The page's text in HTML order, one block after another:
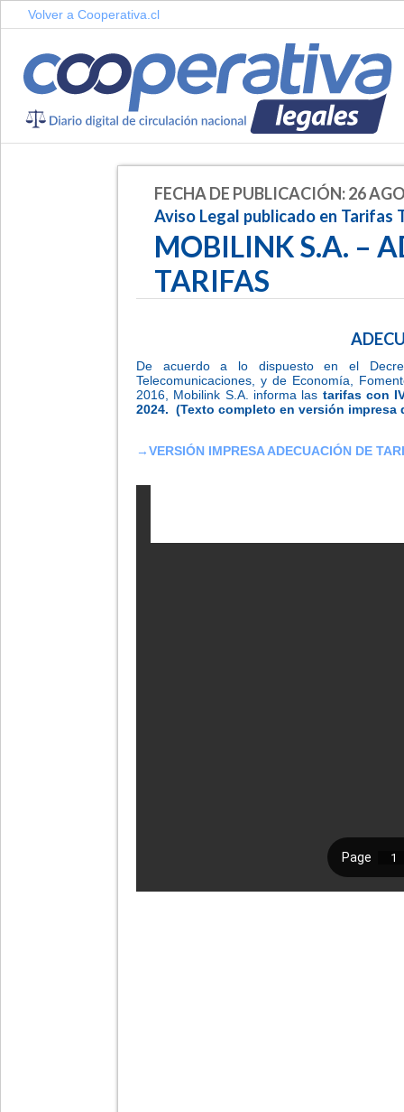
Volver a Cooperativa.cl
FECHA DE PUBLICACIÓN: 26
Aviso Legal publicado en Tarifas
MOBILINK S.A. –
TARIFAS
De acuerdo a lo dispuesto en el
Telecomunicaciones, y de Economía,
2016, Mobilink S.A. informa las tarifas con
2024. (Texto completo en versión impresa
→VERSIÓN IMPRESA ADECUACIÓN DE